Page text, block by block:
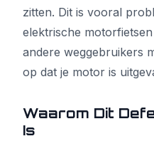
zitten. Dit is vooral
elektrische
andere weggebruikers
op dat je motor is
Waarom Dit
Is